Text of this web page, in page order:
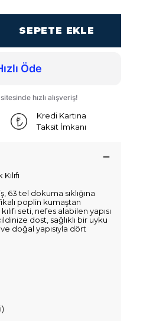
SEPETE EKLE
Kredi Kartına
Taksit İmkanı
63 tel dokuma sıklığına
poplin kumaştan
seti, nefes alabilen yapısı
dost, sağlıklı bir uyku
doğal yapısıyla dört